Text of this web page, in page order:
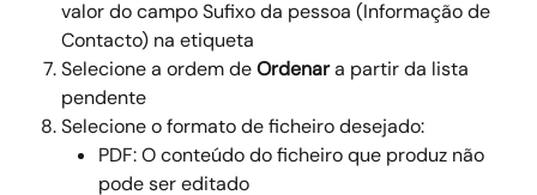
valor do campo Sufixo da pessoa (Informação de
Contacto) na etiqueta
Selecione a ordem de Ordenar a partir da lista
pendente
Selecione o formato de ficheiro desejado:
PDF: O conteúdo do ficheiro que produz não
pode ser editado